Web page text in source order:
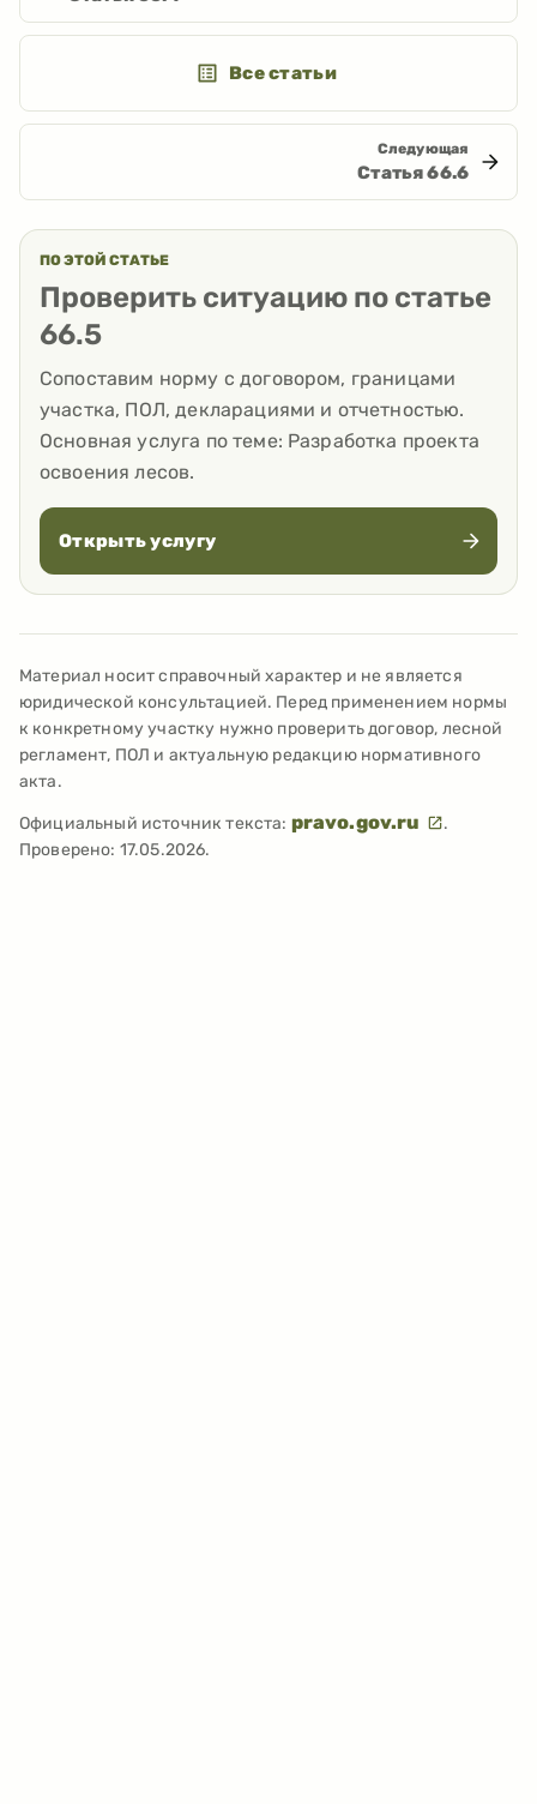
Все статьи
Следующая
Статья66.6
ПО ЭТОЙ СТАТЬЕ
Проверить ситуацию по статье
66.5
Сопоставим норму с договором, границами
участка, ПОЛ, декларациями и отчетностью.
Основная услуга по теме: Разработка проекта
освоения лесов.
Открыть услугу
Материал носит справочный характер и не является
юридической консультацией. Перед применением нормы
к конкретному участку нужно проверить договор, лесной
регламент, ПОЛ и актуальную редакцию нормативного
акта.
Официальный источник текста: pravo.gov.ru
.
Проверено: 17.05.2026.